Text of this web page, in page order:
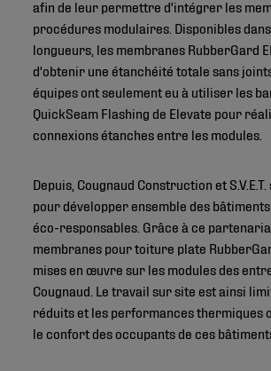
afin de leur permettre d'intégrer les
procédures modulaires. Disponibles
longueurs, les membranes RubberGard
d'obtenir une étanchéité totale sans
équipes ont seulement eu à utiliser les
QuickSeam Flashing de Elevate pour
connexions étanches entre les modules.
Depuis, Cougnaud Construction et
pour développer ensemble des
éco-responsables. Grâce à ce
membranes pour toiture plate
mises en œuvre sur les modules des
Cougnaud. Le travail sur site est ainsi
réduits et les performances thermiques
le confort des occupants de ces